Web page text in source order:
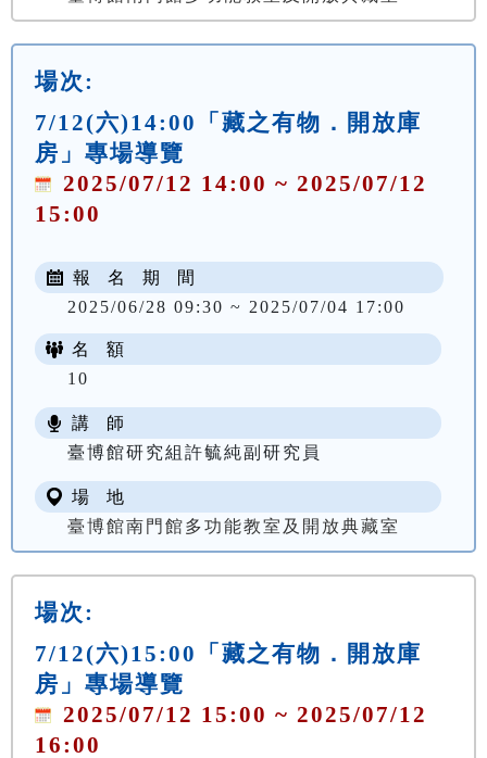
場次:
7/12(六)14:00「藏之有物．開放庫
房」專場導覽
2025/07/12 14:00 ~ 2025/07/12
15:00
報 名 期 間
2025/06/28 09:30 ~ 2025/07/04 17:00
名 額
10
講 師
臺博館研究組許毓純副研究員
場 地
臺博館南門館多功能教室及開放典藏室
場次:
7/12(六)15:00「藏之有物．開放庫
房」專場導覽
2025/07/12 15:00 ~ 2025/07/12
16:00